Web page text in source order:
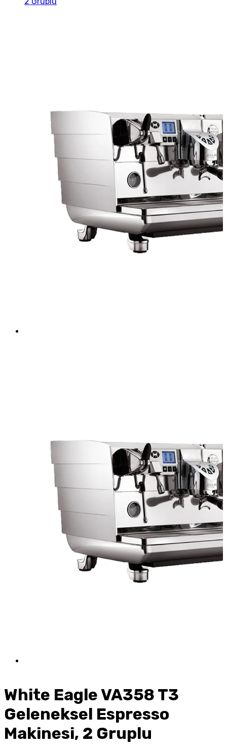
White Eagle VA358 T3
Geleneksel Espresso
Makinesi, 2 Gruplu